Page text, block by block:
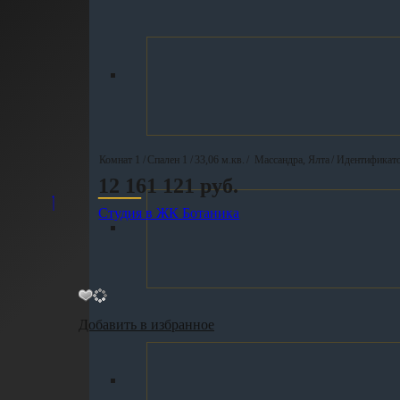
Комнат 1 / Спален 1 / 33,06 м.кв. Массандра, Ялта /
12 161 121 руб.
____
Студия в ЖК Ботаника
Добавить в избранное